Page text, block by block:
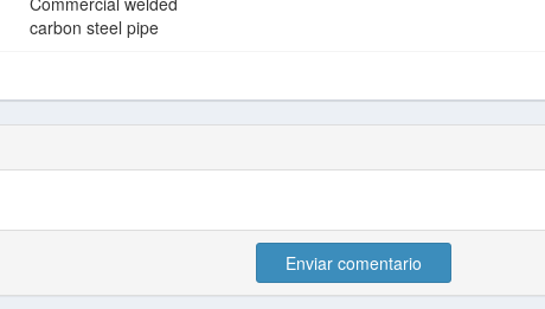
carbon steel pipe
Enviar comentario